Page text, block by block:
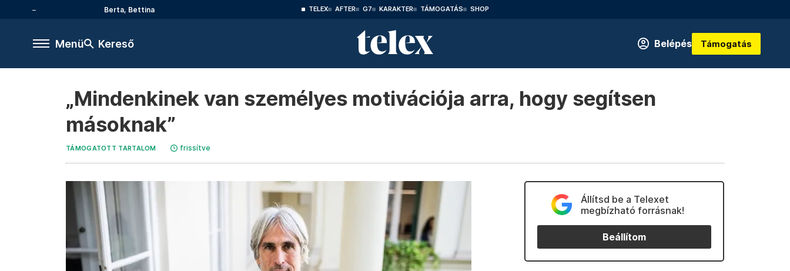
Berta, Bettina TELEX AFTER G7 KARAKTER TÁMOGATÁS SHOP
Menü Kereső Belépés Támogatás
„Mindenkinek van személyes motivációja arra, hogy segítsen
másoknak”
TÁMOGATOTT TARTALOM frissítve
Állítsd be a Telexet
megbízható forrásnak!
Beállítom